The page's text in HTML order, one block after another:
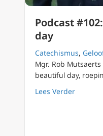
Podcast
day
Catechismus,
Mgr. Rob Mutsaerts
beautiful day,
Lees Verderabout